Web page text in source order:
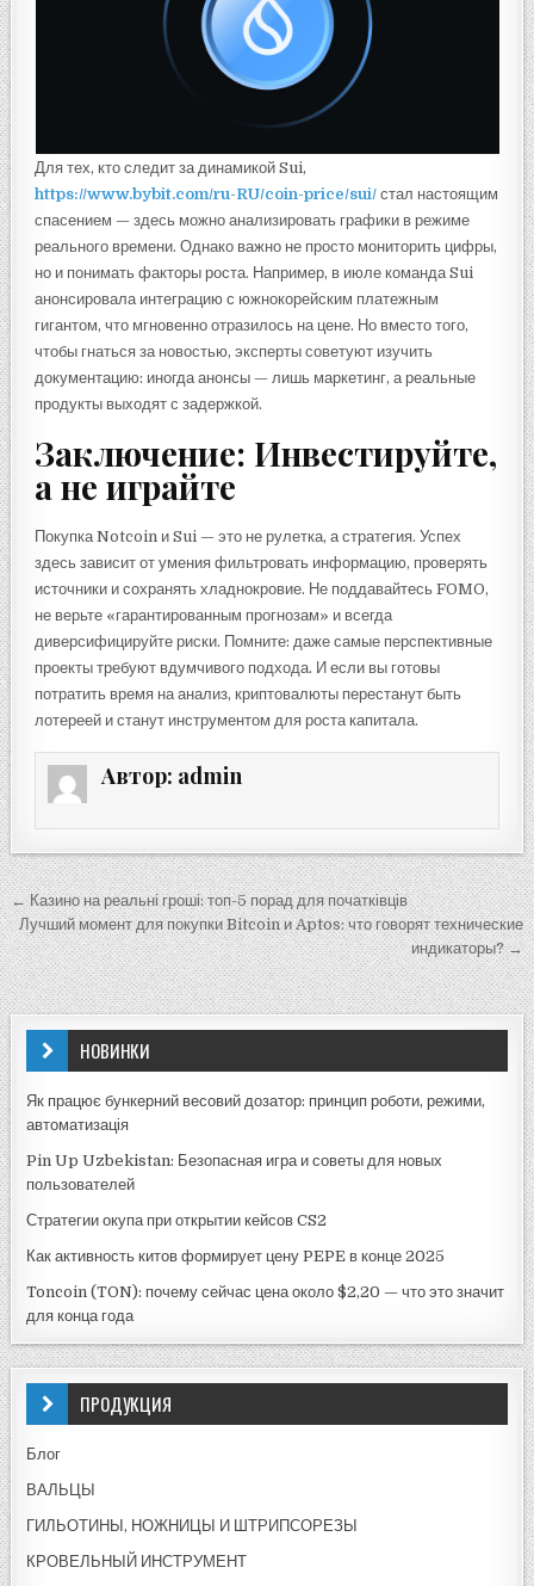
Для тех, кто следит за динамикой Sui,
https://www.bybit.com/ru-RU/coin-price/sui/ стал настоящим
спасением — здесь можно анализировать графики в режиме
реального времени. Однако важно не просто мониторить цифры,
но и понимать факторы роста. Например, в июле команда Sui
анонсировала интеграцию с южнокорейским платежным
гигантом, что мгновенно отразилось на цене. Но вместо того,
чтобы гнаться за новостью, эксперты советуют изучить
документацию: иногда анонсы — лишь маркетинг, а реальные
продукты выходят с задержкой.
Заключение: Инвестируйте,
а не играйте
Покупка Notcoin и Sui — это не рулетка, а стратегия. Успех
здесь зависит от умения фильтровать информацию, проверять
источники и сохранять хладнокровие. Не поддавайтесь FOMO,
не верьте «гарантированным прогнозам» и всегда
диверсифицируйте риски. Помните: даже самые перспективные
проекты требуют вдумчивого подхода. И если вы готовы
потратить время на анализ, криптовалюты перестанут быть
лотереей и станут инструментом для роста капитала.
Автор: admin
Навигация
по
записям
← Казино на реальні гроші: топ-5 порад для початківців
Лучший момент для покупки Bitcoin и Aptos: что говорят технические
индикаторы? →
НОВИНКИ
Як працює бункерний весовий дозатор: принцип роботи, режими,
автоматизація
Pin Up Uzbekistan: Безопасная игра и советы для новых
пользователей
Стратегии окупа при открытии кейсов CS2
Как активность китов формирует цену PEPE в конце 2025
Toncoin (TON): почему сейчас цена около $2,20 — что это значит
для конца года
ПРОДУКЦИЯ
Блог
ВАЛЬЦЫ
ГИЛЬОТИНЫ, НОЖНИЦЫ И ШТРИПСОРЕЗЫ
КРОВЕЛЬНЫЙ ИНСТРУМЕНТ